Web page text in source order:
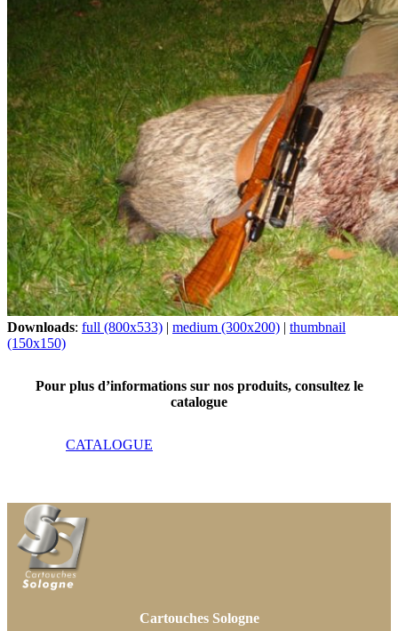
Downloads: full (800x533) | medium (300x200) | thumbnail
(150x150)
Pour plus d’informations sur nos produits, consultez le
catalogue
CATALOGUE
Cartouches Sologne